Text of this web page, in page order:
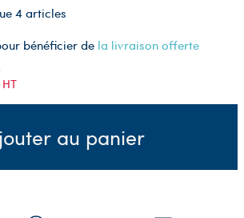
4 articles
bénéficier de la livraison offerte
HT
au panier